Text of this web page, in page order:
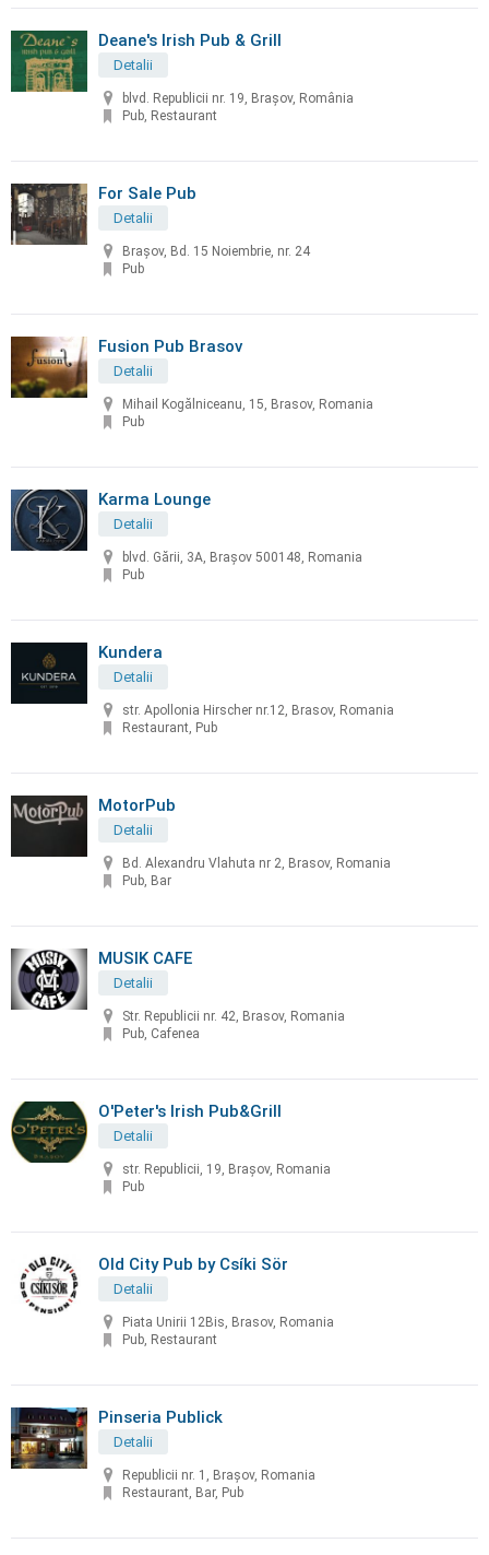
Deane's Irish Pub & Grill
Detalii
blvd. Republicii nr. 19, Brașov, România
Pub, Restaurant
For Sale Pub
Detalii
Braşov, Bd. 15 Noiembrie, nr. 24
Pub
Fusion Pub Brasov
Detalii
Mihail Kogălniceanu, 15, Brasov, Romania
Pub
Karma Lounge
Detalii
blvd. Gării, 3A, Brașov 500148, Romania
Pub
Kundera
Detalii
str. Apollonia Hirscher nr.12, Brasov, Romania
Restaurant, Pub
MotorPub
Detalii
Bd. Alexandru Vlahuta nr 2, Brasov, Romania
Pub, Bar
MUSIK CAFE
Detalii
Str. Republicii nr. 42, Brasov, Romania
Pub, Cafenea
O'Peter's Irish Pub&Grill
Detalii
str. Republicii, 19, Brașov, Romania
Pub
Old City Pub by Csíki Sör
Detalii
Piata Unirii 12Bis, Brasov, Romania
Pub, Restaurant
Pinseria Publick
Detalii
Republicii nr. 1, Brașov, Romania
Restaurant, Bar, Pub